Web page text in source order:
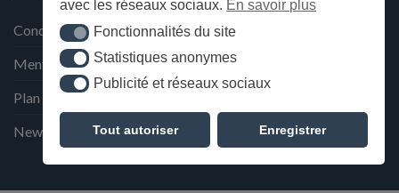
avec les réseaux sociaux. En savoir plus
Fonctionnalités du site
Fonctionnalités du site
Statistiques anonymes
Statistiques anonymes
Publicité et réseaux sociaux
Publicité et réseaux sociaux
Tout autoriser Enregistrer
Conditions générales de ventes
Mentions Légales et Politique de confidentialité
Plan du site
Newsletter de la Maison Deffès